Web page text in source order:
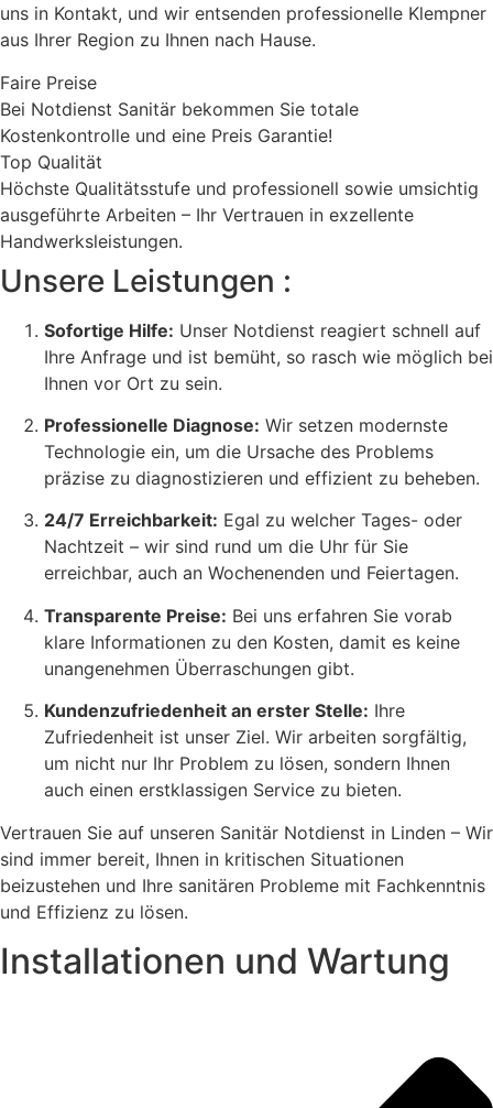
uns in Kontakt, und wir entsenden professionelle Klempner
aus Ihrer Region zu Ihnen nach Hause.
Faire Preise
Bei Notdienst Sanitär bekommen Sie totale
Kostenkontrolle und eine Preis Garantie!
Top Qualität
Höchste Qualitätsstufe und professionell sowie umsichtig
ausgeführte Arbeiten – Ihr Vertrauen in exzellente
Handwerksleistungen.
Unsere Leistungen :
Sofortige Hilfe: Unser Notdienst reagiert schnell auf
Ihre Anfrage und ist bemüht, so rasch wie möglich bei
Ihnen vor Ort zu sein.
Professionelle Diagnose: Wir setzen modernste
Technologie ein, um die Ursache des Problems
präzise zu diagnostizieren und effizient zu beheben.
24/7 Erreichbarkeit: Egal zu welcher Tages- oder
Nachtzeit – wir sind rund um die Uhr für Sie
erreichbar, auch an Wochenenden und Feiertagen.
Transparente Preise: Bei uns erfahren Sie vorab
klare Informationen zu den Kosten, damit es keine
unangenehmen Überraschungen gibt.
Kundenzufriedenheit an erster Stelle: Ihre
Zufriedenheit ist unser Ziel. Wir arbeiten sorgfältig,
um nicht nur Ihr Problem zu lösen, sondern Ihnen
auch einen erstklassigen Service zu bieten.
Vertrauen Sie auf unseren Sanitär Notdienst in Linden – Wir
sind immer bereit, Ihnen in kritischen Situationen
beizustehen und Ihre sanitären Probleme mit Fachkenntnis
und Effizienz zu lösen.
Installationen und Wartung